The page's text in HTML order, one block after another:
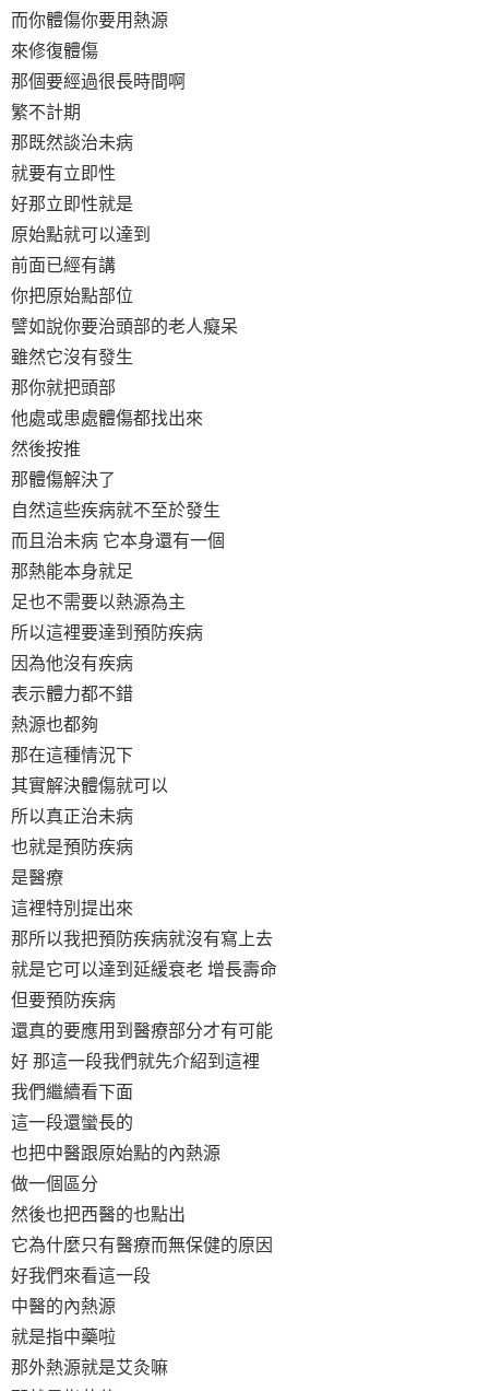
而你體傷你要用熱源
來修復體傷
那個要經過很長時間啊
繁不計期
那既然談治未病
就要有立即性
好那立即性就是
原始點就可以達到
前面已經有講
你把原始點部位
譬如說你要治頭部的老人癡呆
雖然它沒有發生
那你就把頭部
他處或患處體傷都找出來
然後按推
那體傷解決了
自然這些疾病就不至於發生
而且治未病 它本身還有一個
那熱能本身就足
足也不需要以熱源為主
所以這裡要達到預防疾病
因為他沒有疾病
表示體力都不錯
熱源也都夠
那在這種情況下
其實解決體傷就可以
所以真正治未病
也就是預防疾病
是醫療
這裡特別提出來
那所以我把預防疾病就沒有寫上去
就是它可以達到延緩衰老 增長壽命
但要預防疾病
還真的要應用到醫療部分才有可能
好 那這一段我們就先介紹到這裡
我們繼續看下面
這一段還蠻長的
也把中醫跟原始點的內熱源
做一個區分
然後也把西醫的也點出
它為什麼只有醫療而無保健的原因
好我們來看這一段
中醫的內熱源
就是指中藥啦
那外熱源就是艾灸嘛